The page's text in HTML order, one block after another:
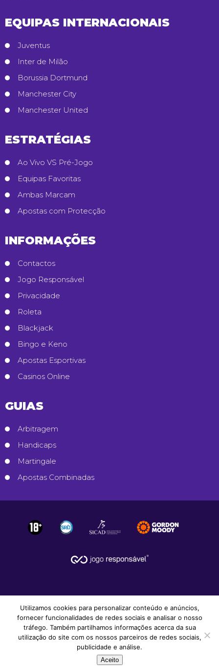
EQUIPAS INTERNACIONAIS
Juventus
Inter de Milão
Borussia Dortmund
Manchester City
Manchester United
ESTRATÉGIAS
Ao Vivo VS Pré-Jogo
Equipas Favoritas
Ambas Marcam
Apostas com Protecção
INFORMAÇÕES
Contactos
Jogo Responsável
Privacidade
Roleta
Blackjack
Bingo e Keno
Apostas Esportivas
Casinos Online
GUIAS
Arbitragem
Handicaps
Martingale
Apostas Combinadas
© 2008-2026Apostas Desportivas.
Todos os Direitos Reservados.
Utilizamos cookies para personalizar conteúdo e anúncios,
fornecer funcionalidades de redes sociais e analisar o nosso
tráfego. Também partilhamos informações acerca da sua
utilização do site com os nossos parceiros de redes sociais,
publicidade e análise.
Aceito